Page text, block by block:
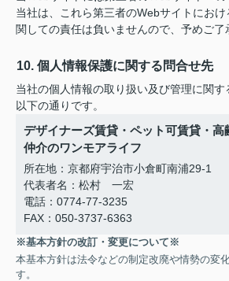
当社は、これら第三者のWebサイトにお
関しての責任は負いませんので、予めご了
10. 個人情報保護に関する問合せ先
当社の個人情報の取り扱い及び管理に関す
以下の通りです。
デザイナーズ賃貸・ペット可賃貸・高
仲介のワンモアライフ
所在地：京都府宇治市小倉町南浦29-1
代表者名：松村 一宏
電話：0774-77-3235
FAX：050-3737-6363
※基本方針の改訂・変更について※
本基本方針は法令などの制定改廃や情勢の変
す。